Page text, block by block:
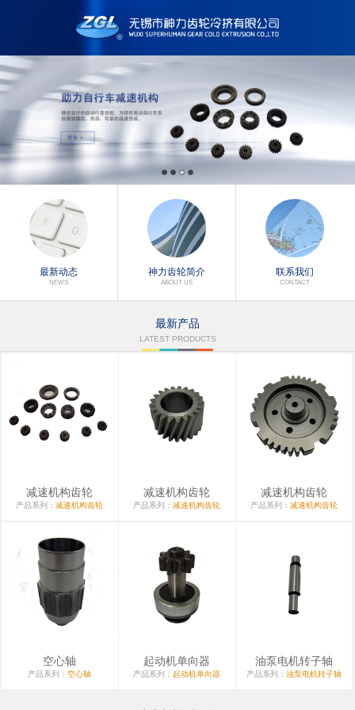
最新动态
NEWS
神力齿轮简介
ABOUT US
联系我们
CONTACT
最新产品
LATEST PRODUCTS
减速机构齿轮
产品系列：减速机构齿轮
减速机构齿轮
产品系列：减速机构齿轮
减速机构齿轮
产品系列：减速机构齿轮
空心轴
产品系列： 空心轴
起动机单向器
产品系列：起动机单向器
油泵电机转子轴
产品系列：油泵电机转子轴